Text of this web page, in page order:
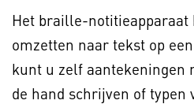
Het braille-
omzetten naar tekst op
kunt u zelf aantekeningen
de hand schrijven of typen